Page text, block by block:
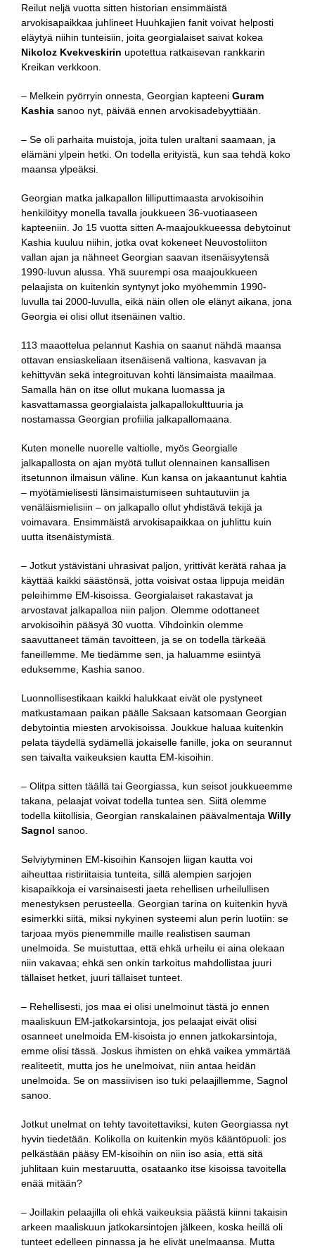
Reilut neljä vuotta sitten historian ensimmäistä
arvokisapaikkaa juhlineet Huuhkajien fanit voivat helposti
eläytyä niihin tunteisiin, joita georgialaiset saivat kokea
Nikoloz Kvekveskirin upotettua ratkaisevan rankkarin
Kreikan verkkoon.
– Melkein pyörryin onnesta, Georgian kapteeni Guram
Kashia sanoo nyt, päivää ennen arvokisadebyyttiään.
– Se oli parhaita muistoja, joita tulen uraltani saamaan, ja
elämäni ylpein hetki. On todella erityistä, kun saa tehdä koko
maansa ylpeäksi.
Georgian matka jalkapallon lilliputtimaasta arvokisoihin
henkilöityy monella tavalla joukkueen 36-vuotiaaseen
kapteeniin. Jo 15 vuotta sitten A-maajoukkueessa debytoinut
Kashia kuuluu niihin, jotka ovat kokeneet Neuvostoliiton
vallan ajan ja nähneet Georgian saavan itsenäisyytensä
1990-luvun alussa. Yhä suurempi osa maajoukkueen
pelaajista on kuitenkin syntynyt joko myöhemmin 1990-
luvulla tai 2000-luvulla, eikä näin ollen ole elänyt aikana, jona
Georgia ei olisi ollut itsenäinen valtio.
113 maaottelua pelannut Kashia on saanut nähdä maansa
ottavan ensiaskeliaan itsenäisenä valtiona, kasvavan ja
kehittyvän sekä integroituvan kohti länsimaista maailmaa.
Samalla hän on itse ollut mukana luomassa ja
kasvattamassa georgialaista jalkapallokulttuuria ja
nostamassa Georgian profiilia jalkapallomaana.
Kuten monelle nuorelle valtiolle, myös Georgialle
jalkapallosta on ajan myötä tullut olennainen kansallisen
itsetunnon ilmaisun väline. Kun kansa on jakaantunut kahtia
– myötämielisesti länsimaistumiseen suhtautuviin ja
venäläismielisiin – on jalkapallo ollut yhdistävä tekijä ja
voimavara. Ensimmäistä arvokisapaikkaa on juhlittu kuin
uutta itsenäistymistä.
– Jotkut ystävistäni uhrasivat paljon, yrittivät kerätä rahaa ja
käyttää kaikki säästönsä, jotta voisivat ostaa lippuja meidän
peleihimme EM-kisoissa. Georgialaiset rakastavat ja
arvostavat jalkapalloa niin paljon. Olemme odottaneet
arvokisoihin pääsyä 30 vuotta. Vihdoinkin olemme
saavuttaneet tämän tavoitteen, ja se on todella tärkeää
faneillemme. Me tiedämme sen, ja haluamme esiintyä
eduksemme, Kashia sanoo.
Luonnollisestikaan kaikki halukkaat eivät ole pystyneet
matkustamaan paikan päälle Saksaan katsomaan Georgian
debytointia miesten arvokisoissa. Joukkue haluaa kuitenkin
pelata täydellä sydämellä jokaiselle fanille, joka on seurannut
sen taivalta vaikeuksien kautta EM-kisoihin.
– Olitpa sitten täällä tai Georgiassa, kun seisot joukkueemme
takana, pelaajat voivat todella tuntea sen. Siitä olemme
todella kiitollisia, Georgian ranskalainen päävalmentaja Willy
Sagnol sanoo.
Selviytyminen EM-kisoihin Kansojen liigan kautta voi
aiheuttaa ristiriitaisia tunteita, sillä alempien sarjojen
kisapaikkoja ei varsinaisesti jaeta rehellisen urheilullisen
menestyksen perusteella. Georgian tarina on kuitenkin hyvä
esimerkki siitä, miksi nykyinen systeemi alun perin luotiin: se
tarjoaa myös pienemmille maille realistisen sauman
unelmoida. Se muistuttaa, että ehkä urheilu ei aina olekaan
niin vakavaa; ehkä sen onkin tarkoitus mahdollistaa juuri
tällaiset hetket, juuri tällaiset tunteet.
– Rehellisesti, jos maa ei olisi unelmoinut tästä jo ennen
maaliskuun EM-jatkokarsintoja, jos pelaajat eivät olisi
osanneet unelmoida EM-kisoista jo ennen jatkokarsintoja,
emme olisi tässä. Joskus ihmisten on ehkä vaikea ymmärtää
realiteetit, mutta jos he unelmoivat, niin antaa heidän
unelmoida. Se on massiivisen iso tuki pelaajillemme, Sagnol
sanoo.
Jotkut unelmat on tehty tavoitettaviksi, kuten Georgiassa nyt
hyvin tiedetään. Kolikolla on kuitenkin myös kääntöpuoli: jos
pelkästään pääsy EM-kisoihin on niin iso asia, että sitä
juhlitaan kuin mestaruutta, osataanko itse kisoissa tavoitella
enää mitään?
– Joillakin pelaajilla oli ehkä vaikeuksia päästä kiinni takaisin
arkeen maaliskuun jatkokarsintojen jälkeen, koska heillä oli
tunteet edelleen pinnassa ja he elivät unelmaansa. Mutta